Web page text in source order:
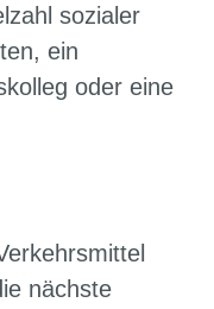
sozialer
ein
oder eine
nächste